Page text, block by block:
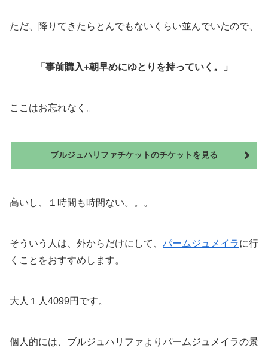
ただ、降りてきたらとんでもないくらい並んでいたので、
「事前購入+朝早めにゆとりを持っていく。」
ここはお忘れなく。
ブルジュハリファチケットのチケットを見る
高いし、１時間も時間ない。。。
そういう人は、外からだけにして、 パームジュメイラに行
くことをおすすめします。
大人１人4099円です。
個人的には、ブルジュハリファよりパームジュメイラの景